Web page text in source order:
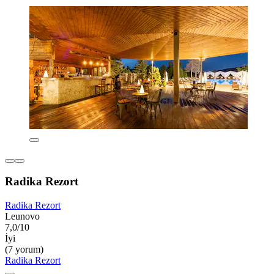
Radika Rezort
Radika Rezort
Leunovo
7,0/10
İyi
(7 yorum)
Radika Rezort